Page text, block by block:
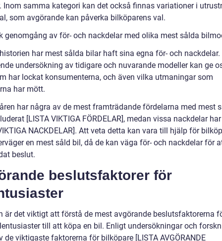
Inom samma kategori kan det också finnas variationer i
som avgörande kan påverka bilköparens val.
genomgång av för- och nackdelar med olika mest sålda
har mest sålda bilar haft sina egna för- och nackdelar.
undersökning av tidigare och nuvarande modeller kan ge
har lockat konsumenterna, och även vilka utmaningar som
har mött.
har några av de mest framträdande fördelarna med mest
[LISTA VIKTIGA FÖRDELAR], medan vissa nackdelar
NACKDELAR]. Att veta detta kan vara till hjälp för
en mest såld bil, då de kan väga för- och nackdelar för
beslut.
beslutsfaktorer för
är det viktigt att förstå de mest avgörande beslutsfaktorerna
till att köpa en bil. Enligt undersökningar och
de viktigaste faktorerna för bilköpare [LISTA AVGÖRANDE